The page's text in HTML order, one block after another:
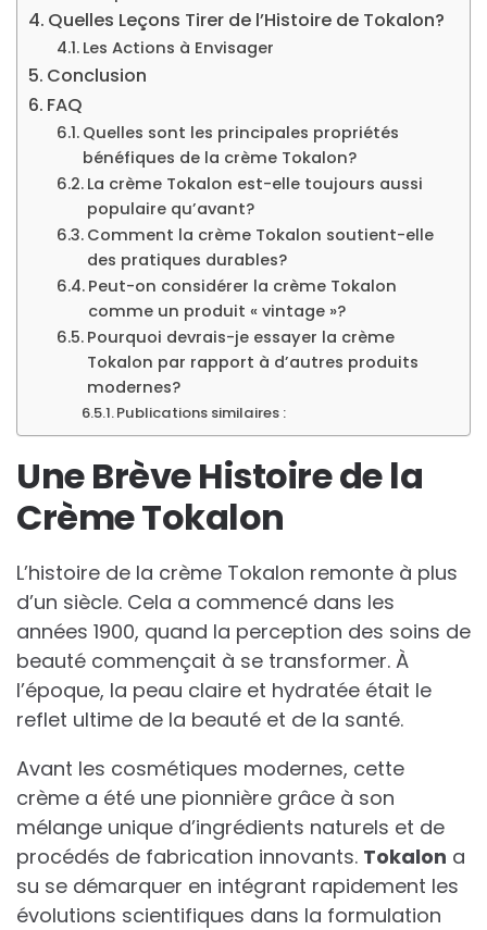
Quelles Leçons Tirer de l’Histoire de Tokalon?
Les Actions à Envisager
Conclusion
FAQ
Quelles sont les principales propriétés
bénéfiques de la crème Tokalon?
La crème Tokalon est-elle toujours aussi
populaire qu’avant?
Comment la crème Tokalon soutient-elle
des pratiques durables?
Peut-on considérer la crème Tokalon
comme un produit « vintage »?
Pourquoi devrais-je essayer la crème
Tokalon par rapport à d’autres produits
modernes?
Publications similaires :
Une Brève Histoire de la
Crème Tokalon
L’histoire de la crème Tokalon remonte à plus
d’un siècle. Cela a commencé dans les
années 1900, quand la perception des soins de
beauté commençait à se transformer. À
l’époque, la peau claire et hydratée était le
reflet ultime de la beauté et de la santé.
Avant les cosmétiques modernes, cette
crème a été une pionnière grâce à son
mélange unique d’ingrédients naturels et de
procédés de fabrication innovants. Tokalon a
su se démarquer en intégrant rapidement les
évolutions scientifiques dans la formulation